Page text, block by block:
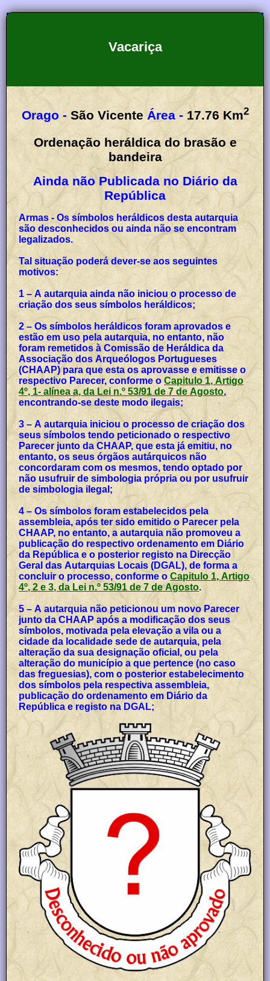
Vacariça
Orago - São Vicente Área - 17.76 Km2
Ordenação heráldica do brasão e
bandeira
Ainda não Publicada no Diário da
República
Armas - Os símbolos heráldicos desta autarquia
são desconhecidos ou ainda não se encontram
legalizados.
Tal situação poderá dever-se aos seguintes
motivos:
1 – A autarquia ainda não iniciou o processo de
criação dos seus símbolos heráldicos;
2 – Os símbolos heráldicos foram aprovados e
estão em uso pela autarquia, no entanto, não
foram remetidos à Comissão de Heráldica da
Associação dos Arqueólogos Portugueses
(CHAAP) para que esta os aprovasse e emitisse o
respectivo Parecer, conforme oCapitulo 1, Artigo
4º, 1- alínea a, da Lei n.º 53/91 de 7 de Agosto,
encontrando-se deste modo ilegais;
3 – A autarquia iniciou o processo de criação dos
seus símbolos tendo peticionado o respectivo
Parecer junto da CHAAP, que esta já emitiu, no
entanto, os seus órgãos autárquicos não
concordaram com os mesmos, tendo optado por
não usufruir de simbologia própria ou por usufruir
de simbologia ilegal;
4 – Os símbolos foram estabelecidos pela
assembleia, após ter sido emitido o Parecer pela
CHAAP, no entanto, a autarquia não promoveu a
publicação do respectivo ordenamento em Diário
da República e o posterior registo na Direcção
Geral das Autarquias Locais (DGAL), de forma a
concluir o processo, conforme oCapitulo 1, Artigo
4º, 2 e 3, da Lei n.º 53/91 de 7 de Agosto.
5 – A autarquia não peticionou um novo Parecer
junto da CHAAP após a modificação dos seus
símbolos, motivada pela elevação a vila ou a
cidade da localidade sede de autarquia, pela
alteração da sua designação oficial, ou pela
alteração do município a que pertence (no caso
das freguesias), com o posterior estabelecimento
dos símbolos pela respectiva assembleia,
publicação do ordenamento em Diário da
República e registo na DGAL;